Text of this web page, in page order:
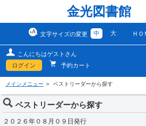
金光図書館
文字サイズの変更 中 大 ＨＯ
こんにちはゲストさん
ログイン
予約カート
メインメニュー ベストリーダーから探す
ベストリーダーから探す
２０２６年０８月０９日発行